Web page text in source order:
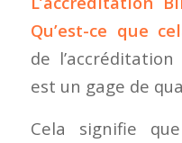
Qu’est-ce que
de
est un gage de
Cela signifie